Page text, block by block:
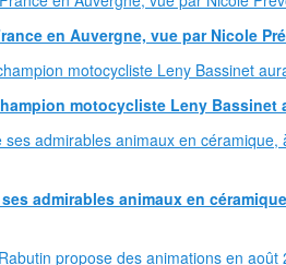
en Auvergne, vue par Nicole
motocycliste Leny Bassinet
admirables animaux en